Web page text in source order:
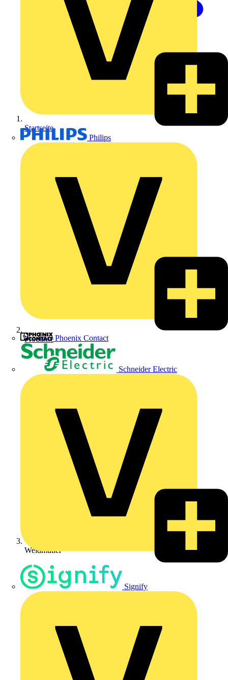
Philips
Phoenix Contact
Schneider Electric
Signify
Startseite
Produkte
Weidmüller